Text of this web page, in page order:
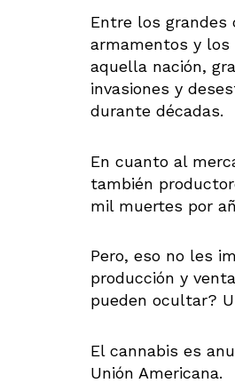
Entre los grandes
armamentos y los
aquella nación,
invasiones y
durante décadas.
En cuanto al
también
mil muertes por
Pero, eso no les
producción y
pueden ocultar?
El cannabis es
Unión Americana.